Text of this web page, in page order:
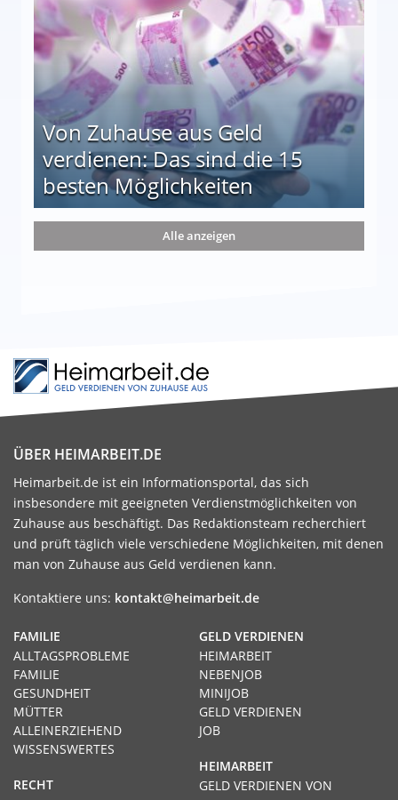
Von Zuhause aus Geld
verdienen: Das sind die 15
besten Möglichkeiten
die 15 besten Möglichkeiten
Alle anzeigen
ÜBER HEIMARBEIT.DE
Heimarbeit.de ist ein Informationsportal, das sich
insbesondere mit geeigneten Verdienstmöglichkeiten von
Zuhause aus beschäftigt. Das Redaktionsteam recherchiert
und prüft täglich viele verschiedene Möglichkeiten, mit denen
man von Zuhause aus Geld verdienen kann.
Kontaktiere uns: kontakt@heimarbeit.de
GELD VERDIENEN
HEIMARBEIT
NEBENJOB
MINIJOB
GELD VERDIENEN
JOB
HEIMARBEIT
GELD VERDIENEN VON
FAMILIE
ALLTAGSPROBLEME
FAMILIE
GESUNDHEIT
MÜTTER
ALLEINERZIEHEND
WISSENSWERTES
RECHT